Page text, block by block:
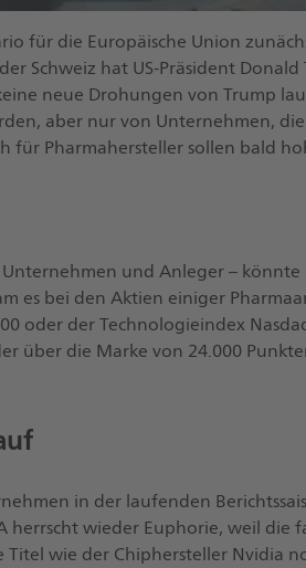
für die Europäische Union
Schweiz hat US-Präsident
neue Drohungen von Trump
aber nur von Unternehmen,
für Pharmahersteller sollen bald
und Anleger –
es bei den Aktien einiger
oder der Technologieindex
über die Marke von 24.000
in der laufenden
herrscht wieder Euphorie, weil die
Titel wie der Chiphersteller Nvidia